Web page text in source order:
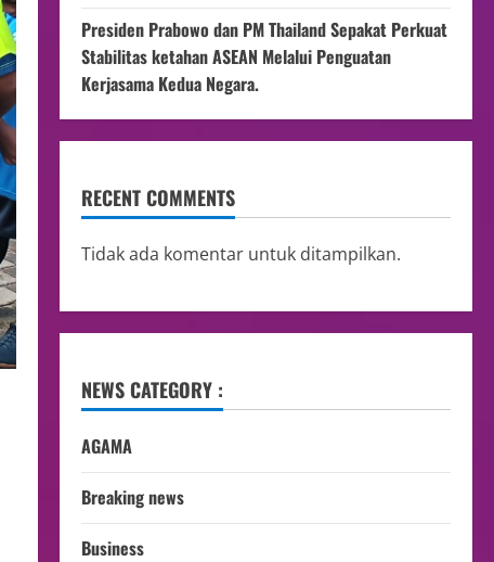
Presiden Prabowo dan PM Thailand Sepakat Perkuat
Stabilitas ketahan ASEAN Melalui Penguatan
Kerjasama Kedua Negara.
RECENT COMMENTS
Tidak ada komentar untuk ditampilkan.
NEWS CATEGORY :
AGAMA
Breaking news
Business